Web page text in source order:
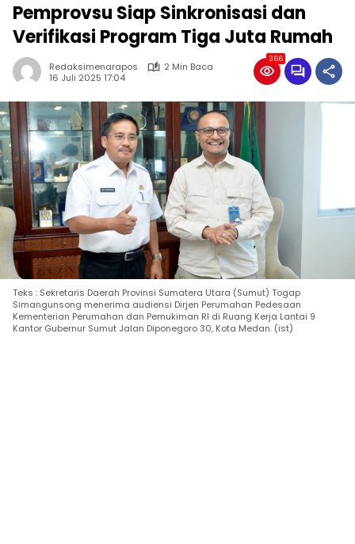
Pemprovsu Siap Sinkronisasi dan
Verifikasi Program Tiga Juta Rumah
Redaksimenarapos
2 Min Baca
16 Juli 2025 17:04
366
Teks : Sekretaris Daerah Provinsi Sumatera Utara (Sumut) Togap
Simangunsong menerima audiensi Dirjen Perumahan Pedesaan
Kementerian Perumahan dan Pemukiman RI di Ruang Kerja Lantai 9
Kantor Gubernur Sumut Jalan Diponegoro 30, Kota Medan. (ist)